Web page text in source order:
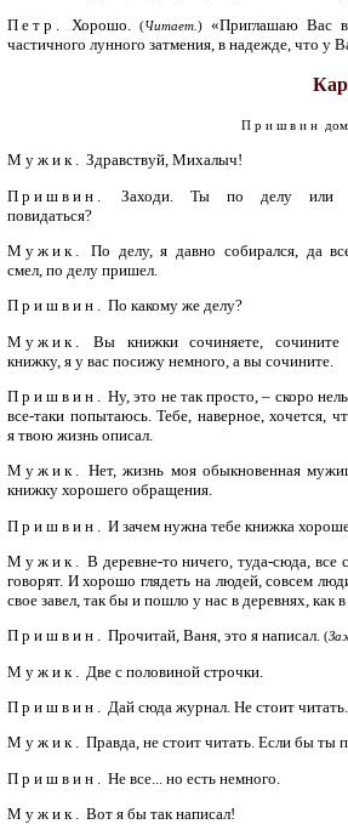
Петр.
Хорошо. (Читает. )«Приглашаю Вас
частичного лунного затмения, в надежде, что у
Пришвин
Мужик. Здравствуй, Михалыч!
Пришвин.
Заходи. Ты по делу или
повидаться?
Мужик.
По делу, я давно собирался, да
смел, по делу пришел.
Пришвин. По какому же делу?
Мужик.
Вы книжки сочиняете, сочините
книжку, я у вас посижу немного, а вы сочините.
Пришвин. Ну, это не так просто, – скоро
все-таки попытаюсь. Тебе, наверное, хочется,
я твою жизнь описал.
Мужик. Нет, жизнь моя обыкновенная
книжку хорошего обращения.
Пришвин.
И зачем нужна тебе книжка
Мужик. В деревне-то ничего, туда-сюда, все
говорят. И хорошо глядеть на людей, совсем
свое завел, так бы и пошло у нас в деревнях, как
Пришвин. Прочитай, Ваня, это я написал. (
Мужик.
Две с половиной строчки.
Пришвин. Дай сюда журнал. Не стоит читать.
Мужик. Правда, не стоит читать. Если бы ты
Пришвин.
Не все... но есть немного.
Мужик. Вот я бы так написал!